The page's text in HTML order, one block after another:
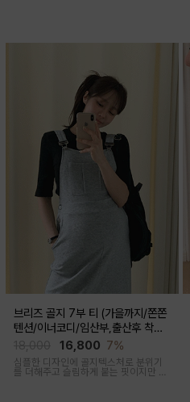
브리즈 골지 7부 티 (가을까지/쫀쫀
텐션/이너코디/임산부,출산후 착용
16,800 7%
심플한 디자인에 골지텍스처로 분위기
를 더해주고 슬림하게 붙는 핏이지만 부